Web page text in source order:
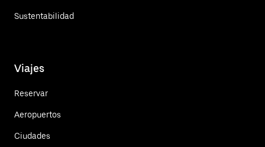
Sustentabilidad
Viajes
Reservar
Aeropuertos
Ciudades